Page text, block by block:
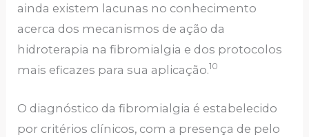
ainda existem lacunas no conhecimento
acerca dos mecanismos de ação da
hidroterapia na fibromialgia e dos protocolos
mais eficazes para sua aplicação.10
O diagnóstico da fibromialgia é estabelecido
por critérios clínicos, com a presença de pelo